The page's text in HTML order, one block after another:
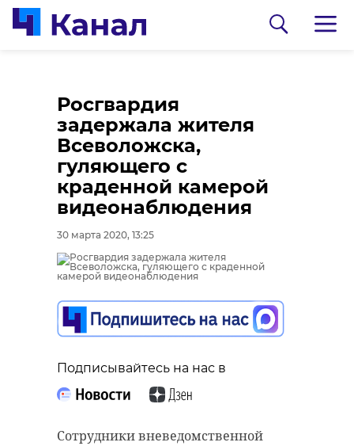
Росгвардия
задержала жителя
Всеволожска,
гуляющего с
краденной камерой
видеонаблюдения
30 марта 2020, 13:25
Подписывайтесь на нас в
Сотрудники вневедомственной
0:00 / 0:00
В Гатчинском районе
добровольцы
“особняк с
привидениями” XIX
18 августа 2020, 16:53
0:00 / 0:00
Сосновоборец
разгадал тайну
старинном кладбище
и узнал много нового
11 февраля 2020, 14:59